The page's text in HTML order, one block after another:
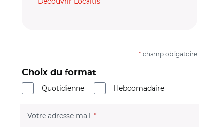
* champ obligatoire
Choix du format
Quotidienne
Hebdomadaire
Votre adresse mail (champ obligatoire)